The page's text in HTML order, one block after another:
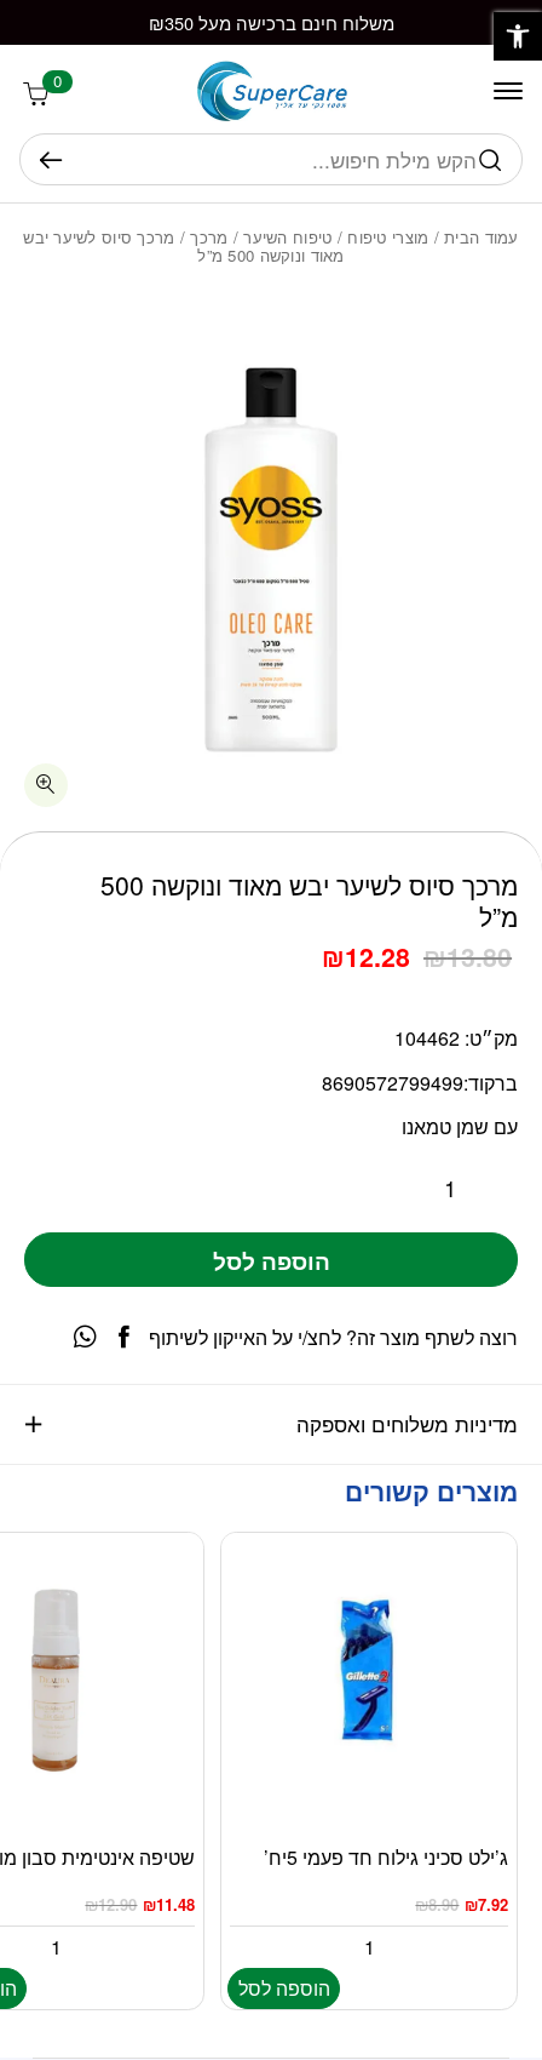
Skip to Content משלוח חינם ברכישה מעל ₪350
0
חיפוש
עמוד הבית/ מוצרי טיפוח / טיפוח השיער/ מרכך/ מרכך סיוס לשיער יבש
מאוד ונוקשה 500 מ”ל
מרכך סיוס לשיער יבש מאוד ונוקשה 500
מ”ל
₪13.80
₪12.28
עם שמן טמאנו
מק״ט: 104462
ברקוד:8690572799499
כמות מרכך סיוס לשיער יבש מאוד ונוקשה 500 מ"ל
הוספה לסל
מדיניות משלוחים ואספקה
רוצה לשתף מוצר זה? לחצ/י על האייקון לשיתוף
מוצרים קשורים
ג’ילט סכיני גילוח חד פעמי 5יח’
₪8.90 ₪7.92
הוספה לסל
שטיפה אינטימית סבון
₪12.90 ₪11.48
בחזרה למעלה
פתח סרגל נגישות